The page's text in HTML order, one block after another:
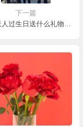
下一篇
70岁老人过生日送什么礼物（老人家爱不释手）